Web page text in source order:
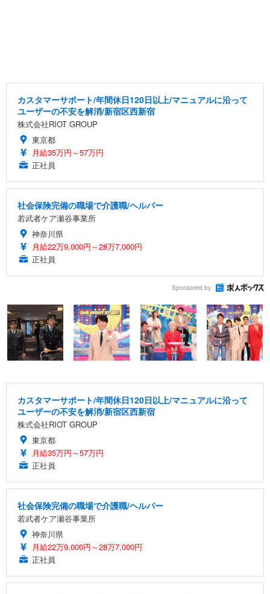
カスタマーサポート/年間休日120日以上/マニュアルに沿って
ユーザーの不安を解消/新宿区西新宿
株式会社RIOT GROUP
東京都
月給35万円～57万円
正社員
社会保険完備の職場で介護職/ヘルパー
若武者ケア瀬谷事業所
神奈川県
月給22万9,000円～28万7,000円
正社員
Sponsored by
カスタマーサポート/年間休日120日以上/マニュアルに沿って
ユーザーの不安を解消/新宿区西新宿
株式会社RIOT GROUP
東京都
月給35万円～57万円
正社員
社会保険完備の職場で介護職/ヘルパー
若武者ケア瀬谷事業所
神奈川県
月給22万9,000円～28万7,000円
正社員